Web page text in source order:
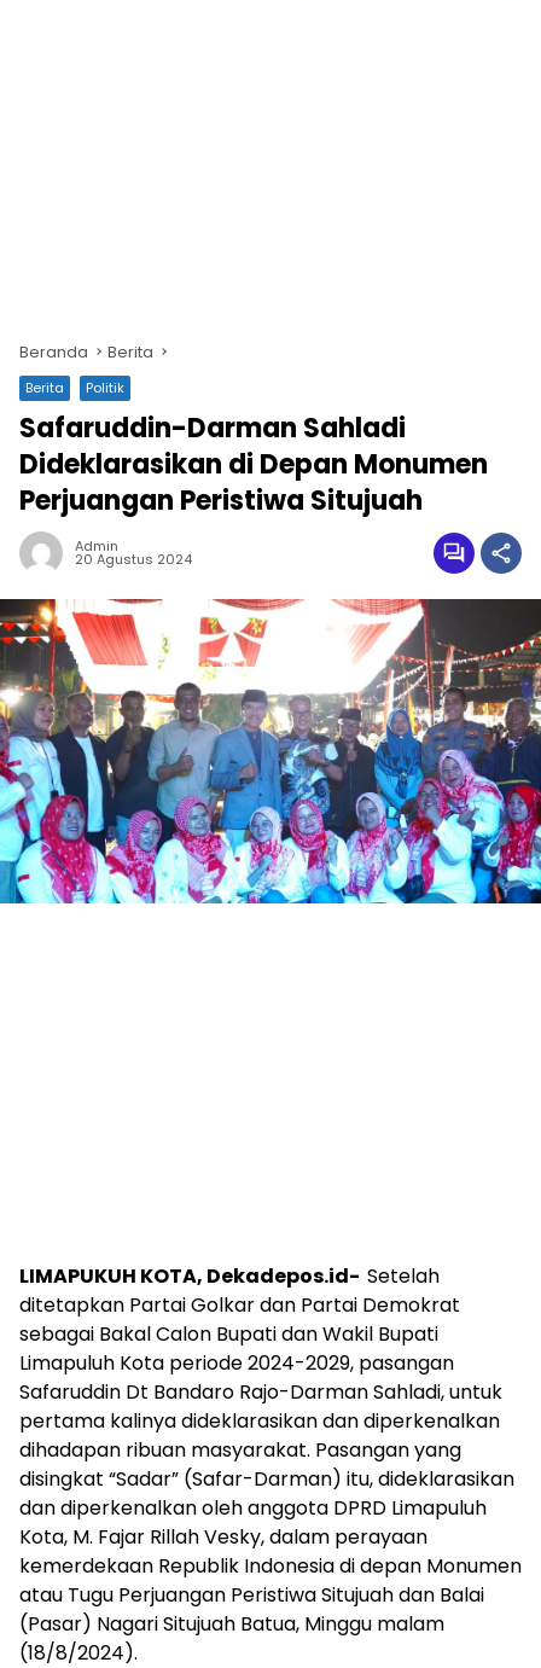
Beranda Berita
Berita Politik
Safaruddin-Darman Sahladi
Dideklarasikan di Depan Monumen
Perjuangan Peristiwa Situjuah
Admin
20 Agustus 2024
LIMAPUKUH KOTA, Dekadepos.id- Setelah
ditetapkan Partai Golkar dan Partai Demokrat
sebagai Bakal Calon Bupati dan Wakil Bupati
Limapuluh Kota periode 2024-2029, pasangan
Safaruddin Dt Bandaro Rajo-Darman Sahladi, untuk
pertama kalinya dideklarasikan dan diperkenalkan
dihadapan ribuan masyarakat. Pasangan yang
disingkat “Sadar” (Safar-Darman) itu, dideklarasikan
dan diperkenalkan oleh anggota DPRD Limapuluh
Kota, M. Fajar Rillah Vesky, dalam perayaan
kemerdekaan Republik Indonesia di depan Monumen
atau Tugu Perjuangan Peristiwa Situjuah dan Balai
(Pasar) Nagari Situjuah Batua, Minggu malam
(18/8/2024).